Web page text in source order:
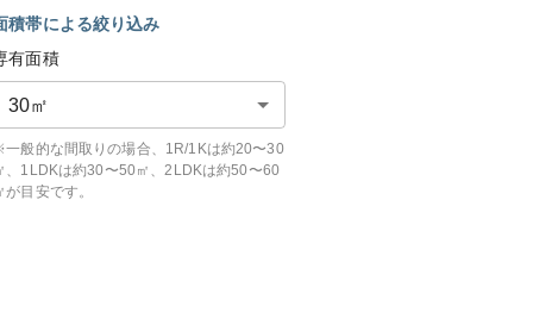
積帯による絞り込み
有面積
30㎡
般的な間取りの場合、1R/1Kは約20〜30
、1LDKは約30〜50㎡、2LDKは約50〜60
が目安です。